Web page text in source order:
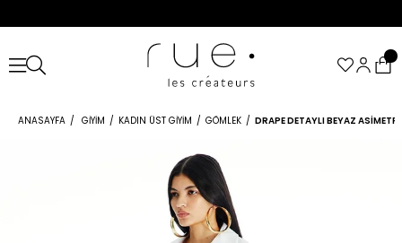
ANASAYFA GIYIM KADIN ÜST GIYIM GÖMLEK DRAPE DETAYLI BEYAZ